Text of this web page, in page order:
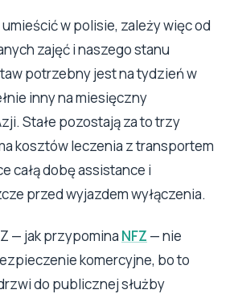
w polisie, zależy więc od
zajęć i naszego stanu
potrzebny jest na tydzień w
inny na miesięczny
Stałe pozostają za to trzy
kosztów leczenia z transportem
całą dobę assistance i
przed wyjazdem wyłączenia.
— jak przypomina NFZ — nie
komercyjne, bo to
do publicznej służby